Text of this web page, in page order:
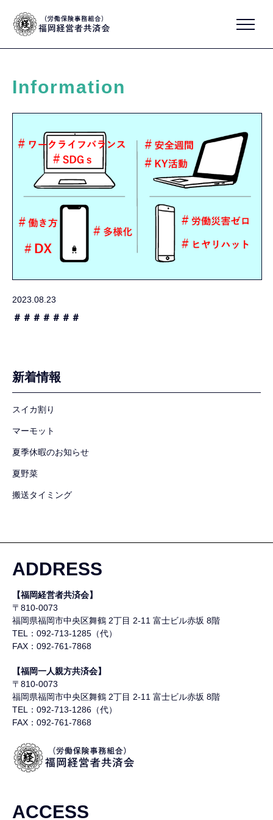
Information
2023.08.23
＃＃＃＃＃＃＃
新着情報
スイカ割り
マーモット
夏季休暇のお知らせ
夏野菜
搬送タイミング
ADDRESS
【福岡経営者共済会】
〒810-0073
福岡県福岡市中央区舞鶴 2丁目 2-11 富士ビル赤坂 8階
TEL：092-713-1285（代）
FAX：092-761-7868
【福岡一人親方共済会】
〒810-0073
福岡県福岡市中央区舞鶴 2丁目 2-11 富士ビル赤坂 8階
TEL：092-713-1286（代）
FAX：092-761-7868
ACCESS